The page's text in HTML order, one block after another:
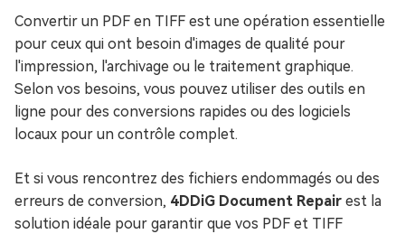
Convertir un PDF en TIFF est une opération essentielle
pour ceux qui ont besoin d'images de qualité pour
l'impression, l'archivage ou le traitement graphique.
Selon vos besoins, vous pouvez utiliser des outils en
ligne pour des conversions rapides ou des logiciels
locaux pour un contrôle complet.
Et si vous rencontrez des fichiers endommagés ou des
erreurs de conversion, 4DDiG Document Repair est la
solution idéale pour garantir que vos PDF et TIFF